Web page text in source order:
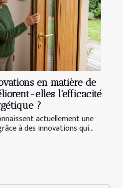
en matière de
elles l'efficacité
?
actuellement une
à des innovations qui...